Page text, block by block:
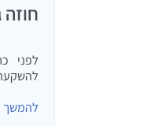
חוזה
לפני
תגובה
להמשך